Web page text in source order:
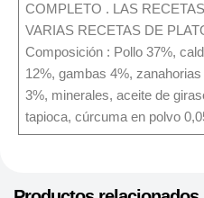
COMPLETO . LAS
VARIAS RECETAS DE
Composición : Pollo 37%,
12%, gambas 4%,
3%, minerales, aceite de
tapioca, cúrcuma en polvo